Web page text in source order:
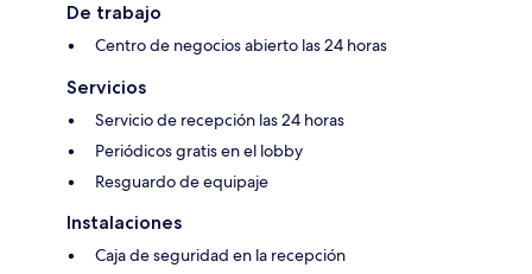
De trabajo
Centro de negocios abierto las 24 horas
Servicios
Servicio de recepción las 24 horas
Periódicos gratis en el lobby
Resguardo de equipaje
Instalaciones
Caja de seguridad en la recepción